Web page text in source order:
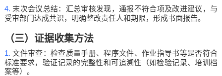
4. 末次会议总结：汇总审核发现，通报不符合项及改进建议，与
受审部门达成共识，明确整改责任人和期限，形成书面报告。
（三）证据收集方法
1.文件审查：检查质量手册、程序文件、作业指导书等是否符合
标准要求，验证记录的完整性和可追溯性（如检验记录、培训档
案等）。